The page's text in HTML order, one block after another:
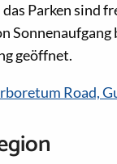
Parken sind
Sonnenaufgang
geöffnet.
Road,